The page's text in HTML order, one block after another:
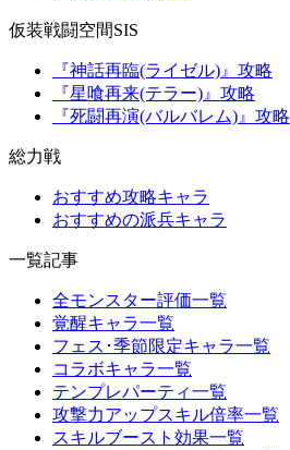
仮装戦闘空間SIS
『神話再臨(ライゼル)』攻略
『星喰再来(テラー)』攻略
『死闘再演(バルバレム)』攻略
総力戦
おすすめ攻略キャラ
おすすめの派兵キャラ
一覧記事
全モンスター評価一覧
覚醒キャラ一覧
フェス･季節限定キャラ一覧
コラボキャラ一覧
テンプレパーティ一覧
攻撃力アップスキル倍率一覧
スキルブースト効果一覧